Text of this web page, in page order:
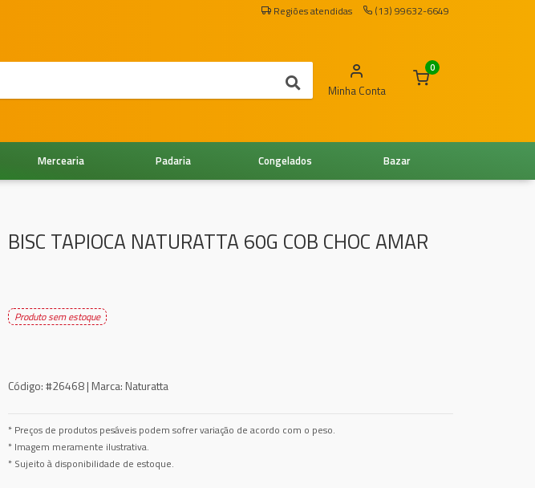
Regiões atendidas (13) 99632-6649
Minha Conta
0
Bazar
Congelados
Padaria
Mercearia
BISC TAPIOCA NATURATTA 60G COB CHOC AMAR
Produto sem estoque
Código:#26468 | Marca: Naturatta
* Preços de produtos pesáveis podem sofrer variação de acordo com o peso.
* Imagem meramente ilustrativa.
* Sujeito à disponibilidade de estoque.